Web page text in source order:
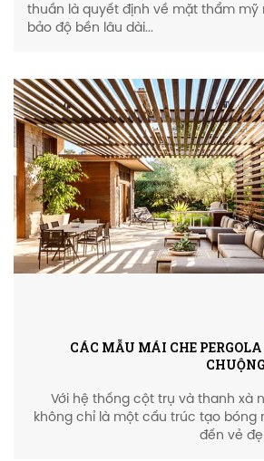
thuần là quyết định về mặt thẩm mỹ
bảo độ bền lâu dài...
CÁC MẪU MÁI CHE
Với hệ thống cột trụ và thanh xà
không chỉ là một cấu trúc tạo bóng
đến vẻ